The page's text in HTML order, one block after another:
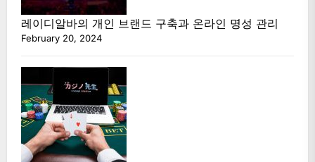
레이디알바의 개인 브랜드 구축과 온라인 명성 관리
February 20, 2024